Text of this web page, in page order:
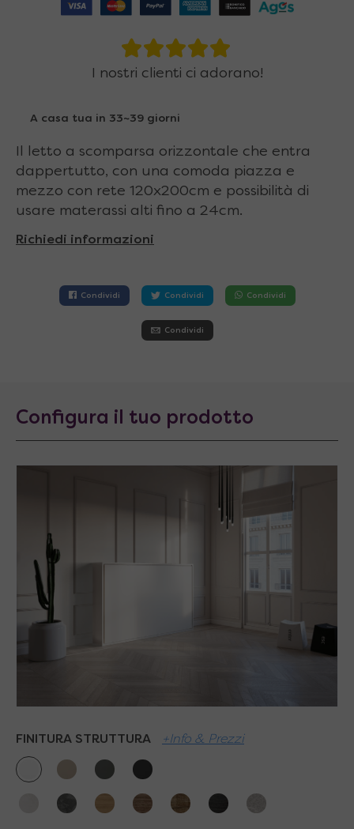
I nostri clienti ci adorano!
A casa tua in 33~39 giorni
Il letto a scomparsa orizzontale che entra
dappertutto, con una comoda piazza e
mezzo con rete 120x200cm e possibilità di
usare materassi alti fino a 24cm.
Richiedi informazioni
Condividi Condividi Condividi
Condividi
Configura il tuo prodotto
FINITURA STRUTTURA +Info & Prezzi